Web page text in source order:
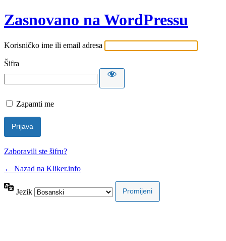
Zasnovano na WordPressu
Korisničko ime ili email adresa
Šifra
Zapamti me
Zaboravili ste šifru?
← Nazad na Kliker.info
Jezik